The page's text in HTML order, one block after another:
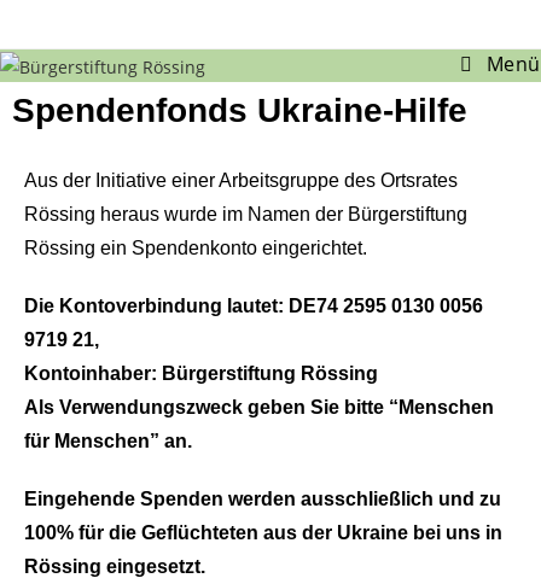
Menü
Spendenfonds Ukraine-Hilfe
Aus der Initiative einer Arbeitsgruppe des Ortsrates
Rössing heraus wurde im Namen der Bürgerstiftung
Rössing ein Spendenkonto eingerichtet.
Die Kontoverbindung lautet: DE74 2595 0130 0056
9719 21,
Kontoinhaber: Bürgerstiftung Rössing
Als Verwendungszweck geben Sie bitte “Menschen
für Menschen” an.
Eingehende Spenden werden ausschließlich und zu
100% für die Geflüchteten aus der Ukraine bei uns in
Rössing eingesetzt.